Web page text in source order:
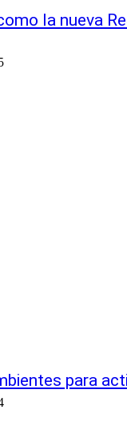
la nueva
para